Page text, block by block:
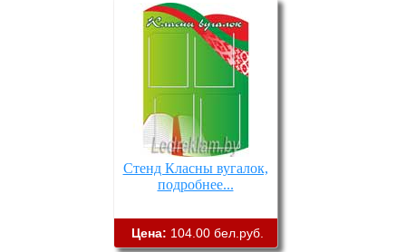
Стенд Класны вугалок,
подробнее...
Цена: 104.00 бел.руб.